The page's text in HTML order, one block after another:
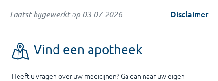
Laatst bijgewerkt op 03-07-2026 Disclaimer
Vind een apotheek
Heeft u vragen over uw medicijnen? Ga dan naar uw eigen